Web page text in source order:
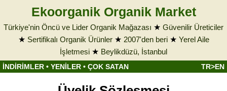
Ekoorganik Organik Market
Türkiye'nin Öncü ve Lider Organik Mağazası ★ Güvenilir Üreticiler
★ Sertifikalı Organik Ürünler★ 2007'den beri★ Yerel Aile
İşletmesi ★ Beylikdüzü, İstanbul
İNDİRİMLER • YENİLER • ÇOK SATAN TR>EN